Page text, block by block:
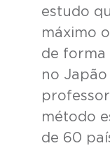
estudo
máximo
de forma
no Japão
método
de 60